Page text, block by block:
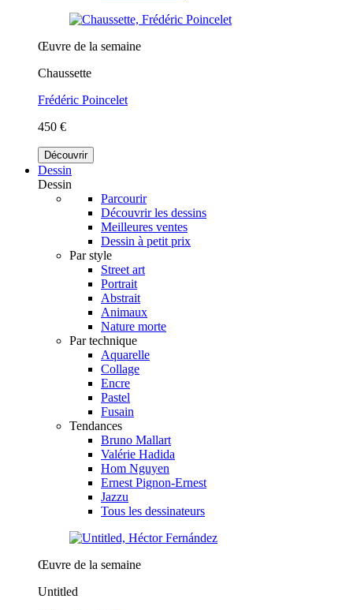
Œuvre de la semaine
Chaussette
Frédéric Poincelet
450 €
Découvrir
Dessin
Dessin
Parcourir
Découvrir les dessins
Meilleures ventes
Dessin à petit prix
Par style
Street art
Portrait
Abstrait
Animaux
Nature morte
Par technique
Aquarelle
Collage
Encre
Pastel
Fusain
Tendances
Bruno Mallart
Valérie Hadida
Hom Nguyen
Ernest Pignon-Ernest
Jazzu
Tous les dessinateurs
Œuvre de la semaine
Untitled